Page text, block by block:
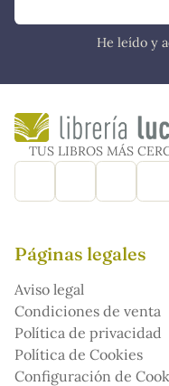
He leído y
TUS LIBROS MÁS
Páginas legales
Aviso legal
Condiciones de venta
Política de privacidad
Política de Cookies
Configuración de